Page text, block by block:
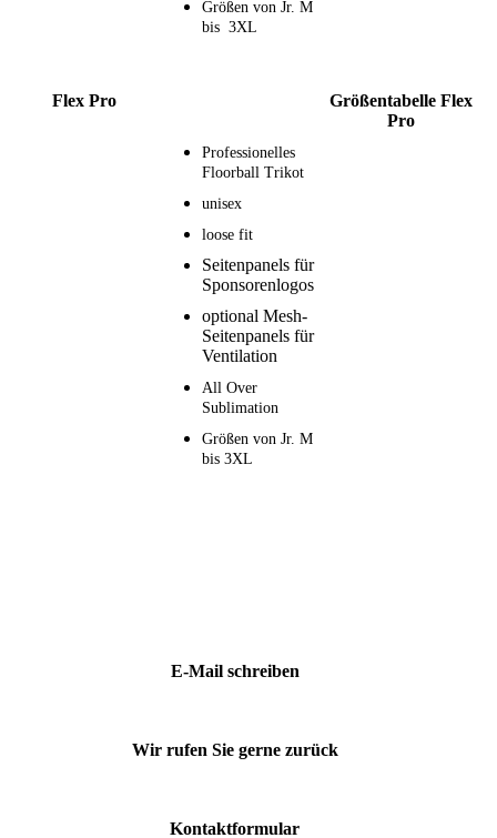
Größen von Jr. M
bis 3XL
Flex Pro
Größentabelle Flex
Pro
Professionelles
Floorball Trikot
unisex
loose fit
Seitenpanels für
Sponsorenlogos
optional Mesh-
Seitenpanels für
Ventilation
All Over
Sublimation
Größen von Jr. M
bis 3XL
E-Mail schreiben
Wir rufen Sie gerne zurück
Kontaktformular